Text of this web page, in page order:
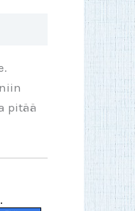
pitää